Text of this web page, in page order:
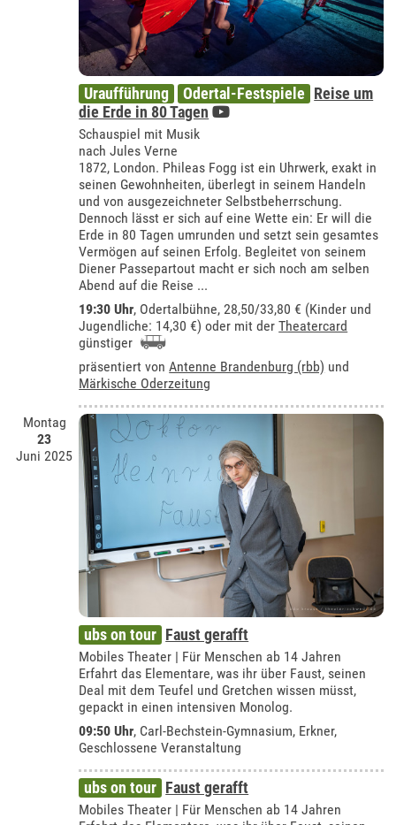
Uraufführung Odertal-Festspiele Reise um
die Erde in 80 Tagen
Schauspiel mit Musik
nach Jules Verne
1872, London. Phileas Fogg ist ein Uhrwerk, exakt in
seinen Gewohnheiten, überlegt in seinem Handeln
und von ausgezeichneter Selbstbeherrschung.
Dennoch lässt er sich auf eine Wette ein: Er will die
Erde in 80 Tagen umrunden und setzt sein gesamtes
Vermögen auf seinen Erfolg. Begleitet von seinem
Diener Passepartout macht er sich noch am selben
Abend auf die Reise ...
19:30 Uhr, Odertalbühne, 28,50/33,80 € (Kinder und
Jugendliche: 14,30 €) oder mit derTheatercard
günstiger
präsentiert vonAntenne Brandenburg (rbb) und
Märkische Oderzeitung
Montag
23
Juni 2025
ubs on tour Faust gerafft
Mobiles Theater | Für Menschen ab 14 Jahren
Erfahrt das Elementare, was ihr über Faust, seinen
Deal mit dem Teufel und Gretchen wissen müsst,
gepackt in einen intensiven Monolog.
09:50 Uhr, Carl-Bechstein-Gymnasium, Erkner,
Geschlossene Veranstaltung
ubs on tour Faust gerafft
Mobiles Theater | Für Menschen ab 14 Jahren